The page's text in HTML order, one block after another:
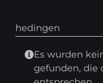
hedingen
Es wurden
gefunden, die